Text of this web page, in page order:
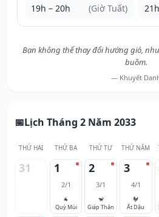
19h – 20h (Giờ Tuất)
Bạn không thể thay đổi hướng gió,
buồm.
— Khuyết
Lịch Tháng 2 Năm 2033
THỨ HAI THỨ BA THỨ TƯ THỨ NĂM
31 1
2/1
🐐
Quý Mùi
2
3/1
🐒
Giáp Thân
3
4/1
🐓
Ất Dậu